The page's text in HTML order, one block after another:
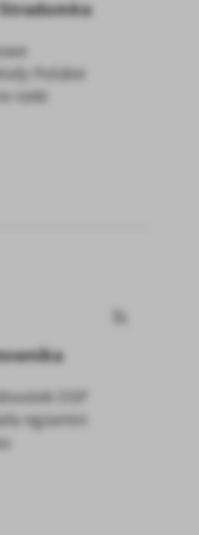
Polskie
rzeki
OSP
egzamin